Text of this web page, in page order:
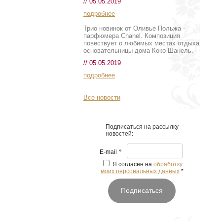
подробнее
Трио новинок от Оливье Польжа -
парфюмера Chanel. Композиция
повествует о любимых местах отдыха
основательницы дома Коко Шанель.
// 05.05.2019
подробнее
Все новости
Подписаться на рассылку
новостей:
E-mail *
Я согласен на обработку
моих персональных данных *
Подписаться